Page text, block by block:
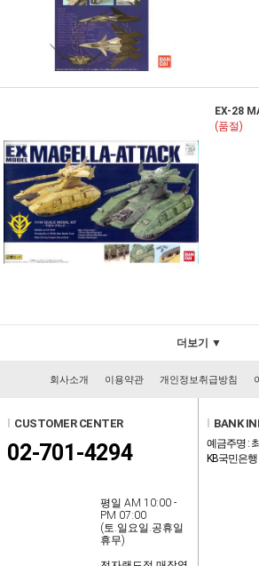
EX-28
(품절)
더보기 ▼
회사소개 이용약관 개인정보취급방침
CUSTOMER CENTER
02-701-4294
평일 AM 10:00 -
PM 07:00
(토.일요일.공휴일
휴무)
BANK
예금주명 :
KB국민은